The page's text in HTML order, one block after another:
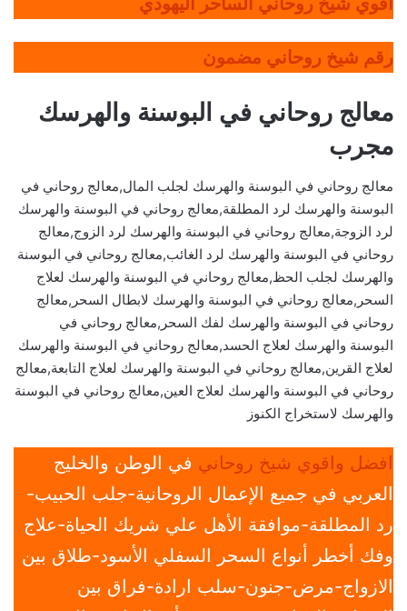
رقم شيخ روحاني مضمون
معالج روحاني في البوسنة والهرسك
مجرب
معالج روحاني في البوسنة والهرسك لجلب المال,معالج روحاني في
البوسنة والهرسك لرد المطلقة,معالج روحاني في البوسنة والهرسك
لرد الزوجة,معالج روحاني في البوسنة والهرسك لرد الزوج,معالج
روحاني في البوسنة والهرسك لرد الغائب,معالج روحاني في البوسنة
والهرسك لجلب الحظ,معالج روحاني في البوسنة والهرسك لعلاج
السحر,معالج روحاني في البوسنة والهرسك لابطال السحر,معالج
روحاني في البوسنة والهرسك لفك السحر,معالج روحاني في
البوسنة والهرسك لعلاج الحسد,معالج روحاني في البوسنة والهرسك
لعلاج القرين,معالج روحاني في البوسنة والهرسك لعلاج التابعة,معالج
روحاني في البوسنة والهرسك لعلاج العين,معالج روحاني في البوسنة
والهرسك لاستخراج الكنوز
افضل واقوي شيخ روحاني في الوطن والخليج
العربي في جميع الإعمال الروحانية-جلب الحبيب-
رد المطلقة-موافقة الأهل علي شريك الحياة-علاج
وفك أخطر أنواع السحر السفلي الأسود-طلاق بين
الازواج-مرض-جنون-سلب ارادة-فراق بين